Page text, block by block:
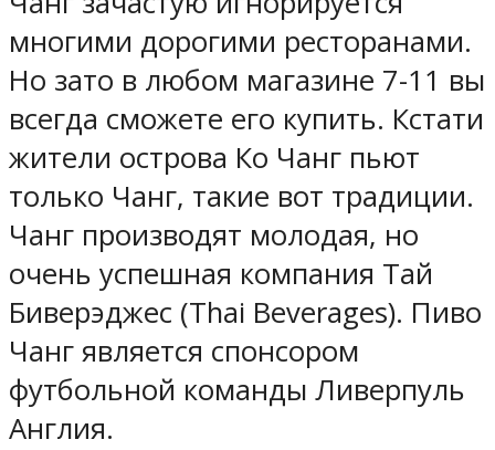
многими дорогими ресторанами.
Но зато в любом магазине 7-11 вы
всегда сможете его купить. Кстати
жители острова Ко Чанг пьют
только Чанг, такие вот традиции.
Чанг производят молодая, но
очень успешная компания Тай
Биверэджес (Thai Beverages). Пиво
Чанг является спонсором
футбольной команды Ливерпуль
Англия.